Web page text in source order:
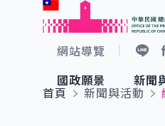
跳到主要內容
網站導覽
國政願景 新聞
首頁 新聞與活動